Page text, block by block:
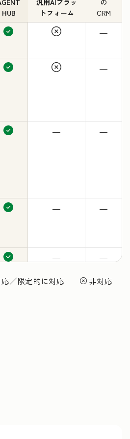
HUB
トフォーム
CRM
—
—
— —
— —
—
—
／限定的に対応
非対応